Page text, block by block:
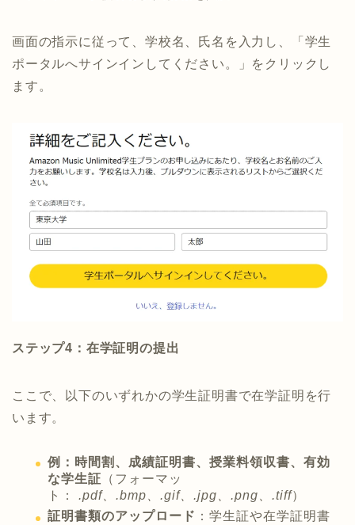
画面の指示に従って、学校名、氏名を入力し、「学生
ポータルへサインインしてください。」をクリックし
ます。
ステップ4：在学証明の提出
ここで、以下のいずれかの学生証明書で在学証明を行
います。
例：時間割、成績証明書、授業料領収書、有効
な学生証 （フォーマッ
ト： .pdf、.bmp、.gif、.jpg、.png、.tiff）
証明書類のアップロード ：学生証や在学証明書